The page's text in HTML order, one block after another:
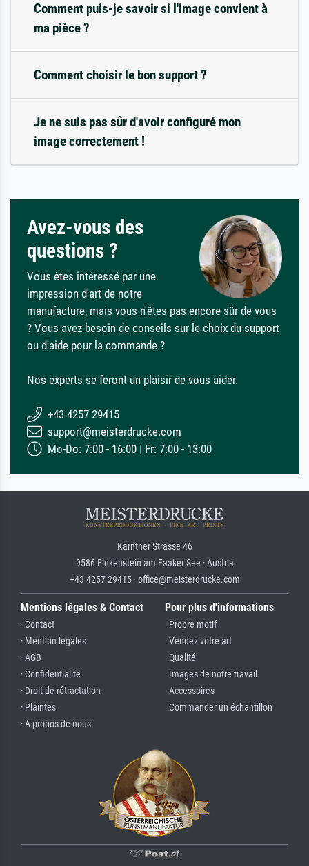
Comment puis-je savoir si l'image convient à
ma pièce ?
Comment choisir le bon support ?
Je ne suis pas sûr d'avoir configuré mon
image correctement !
Avez-vous des
questions ?
Vous êtes intéressé par une
impression d'art de notre
manufacture, mais vous n'êtes pas encore sûr de vous
? Vous avez besoin de conseils sur le choix du support
ou d'aide pour la commande ?
Nos experts se feront un plaisir de vous aider.
+43 4257 29415
support@meisterdrucke.com
Mo-Do: 7:00 - 16:00 | Fr: 7:00 - 13:00
Kärntner Strasse 46
9586 Finkenstein am Faaker See · Austria
+43 4257 29415 · office@meisterdrucke.com
Mentions légales & Contact
· Contact
· Mention légales
· AGB
· Confidentialité
· Droit de rétractation
· Plaintes
· A propos de nous
Pour plus d'informations
· Propre motif
· Vendez votre art
· Qualité
· Images de notre travail
· Accessoires
· Commander un échantillon